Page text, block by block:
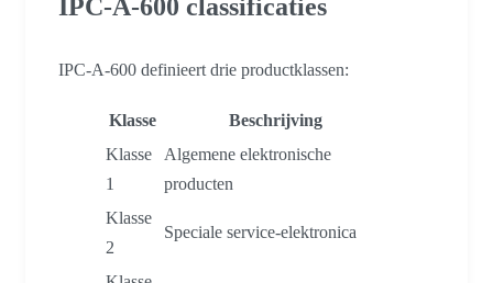
IPC-A-600 classificaties
IPC-A-600 definieert drie productklassen:
Klasse
Beschrijving
Klasse
1
Algemene elektronische
producten
Klasse
2
Speciale service-elektronica